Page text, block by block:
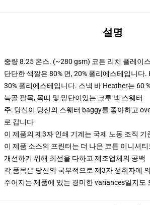
설명
중량 8.25 온스. (~280 gsm) 코튼 리치 플레이스
단단한 색깔은 80% 면, 20% 폴리에스테입니다.
30% 폴리에스테입니다. 스낵 바 Heather는 60
늑골 팔목, 목띠 및 밑단이있는 크루 넥 스웨터
주: 당신이 당신의 스웨터 baggy를 좋아하고
로 갑니다
이 제품의 제3자 인쇄 기계는 국제 노동 조직
이 제품 소스의 프린터는 더 나은 코튼 이니셔
개선하기 위해 최선을 다하고 제조업체의 공백
각 품목은 당신의 국부적으로 제3자 성취자에
주어지는 제품에 있는 경미한 variances일지도